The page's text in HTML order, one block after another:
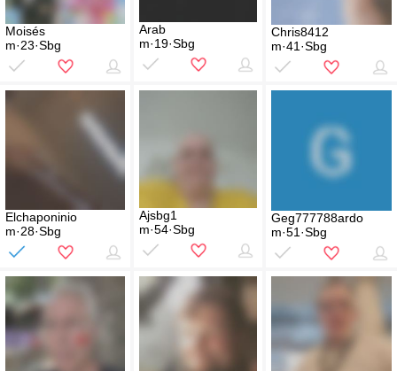
Moisés
m·23·Sbg
Arab
m·19·Sbg
Chris8412
m·41·Sbg
Elchaponinio
m·28·Sbg
Ajsbg1
m·54·Sbg
Geg777788ardo
m·51·Sbg